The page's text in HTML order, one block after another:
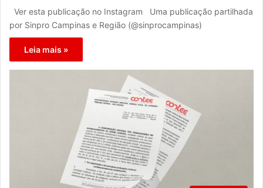
Ver esta publicação no Instagram Uma publicação partilhada
por Sinpro Campinas e Região (@sinprocampinas)
Leia mais »